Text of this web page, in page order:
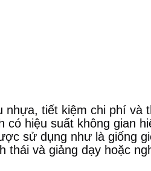
nhựa, tiết kiệm chi phí và
có hiệu suất không gian
sử dụng như là giống
thái và giảng dạy hoặc